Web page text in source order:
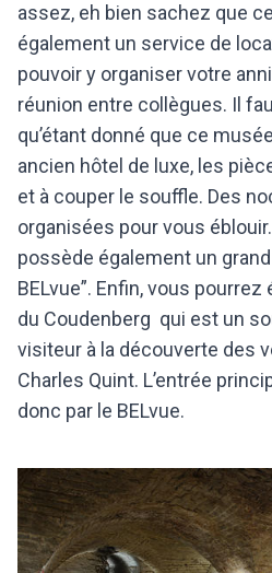
assez, eh bien sachez que
également un service de
pouvoir y organiser votre
réunion entre collègues. Il
qu’étant donné que ce
ancien hôtel de luxe, les
et à couper le souffle. Des
organisées pour vous
possède également un
BELvue”. Enfin, vous
du Coudenberg qui est un
visiteur à la découverte des
Charles Quint. L’entrée
donc par le BELvue.